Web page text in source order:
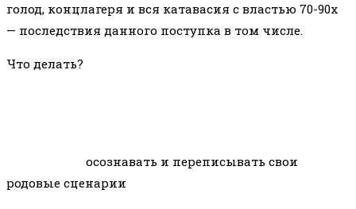
голод, концлагеря и вся катавасия с властью 70-90х
— последствия данного поступка в том числе.
Что делать?
осознавать и переписывать свои
родовые сценарии